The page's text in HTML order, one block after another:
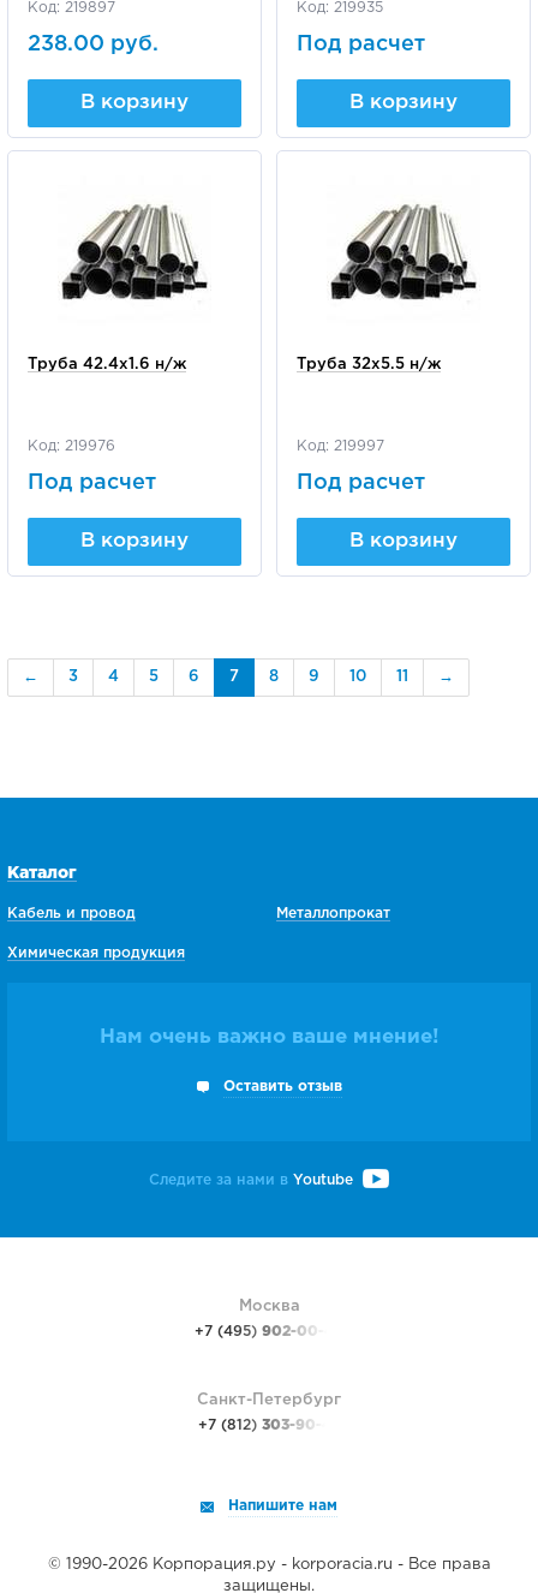
Код: 219897
238.00 руб.
В корзину
Код: 219935
Под расчет
В корзину
Труба 42.4х1.6 н/ж
Код: 219976
Под расчет
В корзину
Труба 32х5.5 н/ж
Код: 219997
Под расчет
В корзину
← 3 4 5 6 7 8 9 10 →
Каталог
Кабель и провод
Химическая продукция
Металлопрокат
Нам очень важно ваше мнение!
Оставить отзыв
Следите за нами в Youtube
Москва
+7 (495) 902-00-48
Санкт-Петербург
+7 (812) 303-90-48
Напишите нам
© 1990-2026 Корпорация.ру - korporacia.ru - Все права
защищены.